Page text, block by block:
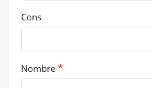
Cons
Nombre *